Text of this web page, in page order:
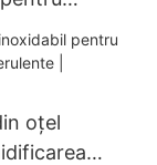
căldură
oțel